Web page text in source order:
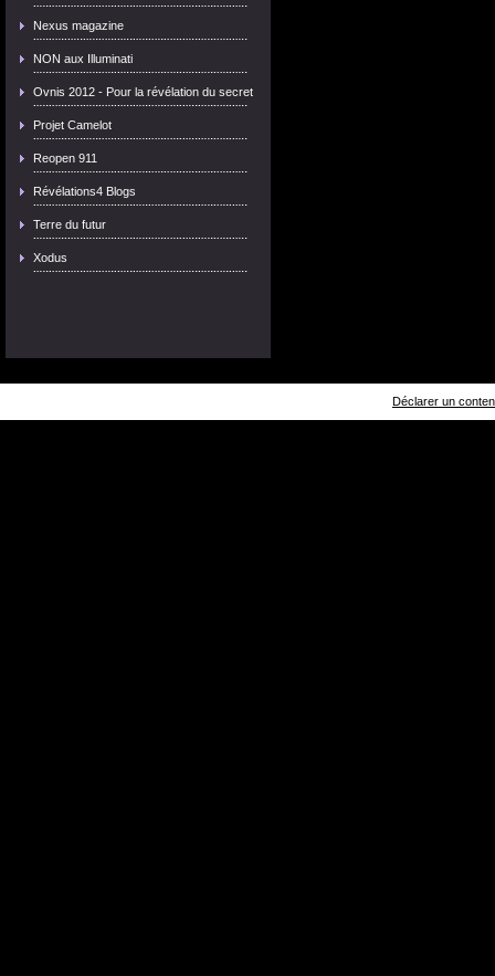
Nexus magazine
NON aux Illuminati
Ovnis 2012 - Pour la révélation du secret
Projet Camelot
Reopen 911
Révélations4 Blogs
Terre du futur
Xodus
Déclarer un